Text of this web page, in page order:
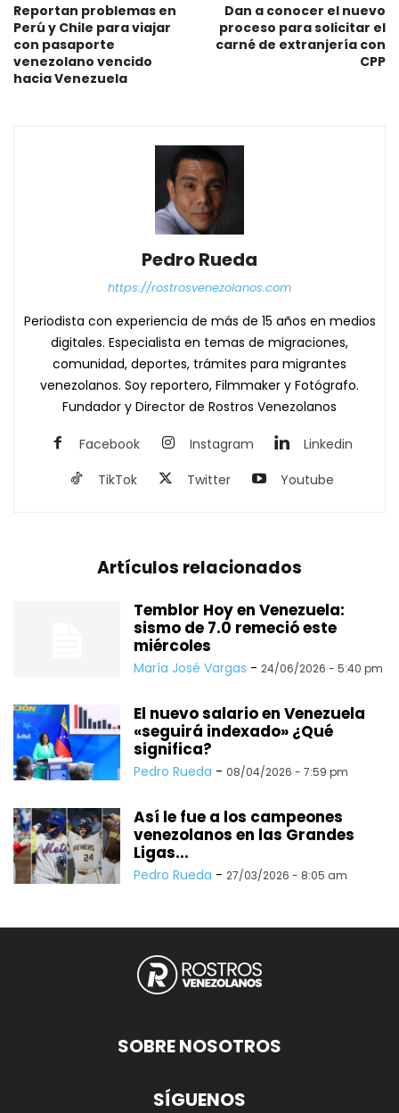
Reportan problemas en
Perú y Chile para viajar
con pasaporte
venezolano vencido
hacia Venezuela
Dan a conocer el nuevo
proceso para solicitar el
carné de extranjería con
CPP
Pedro Rueda
https://rostrosvenezolanos.com
Periodista con experiencia de más de 15 años en medios
digitales. Especialista en temas de migraciones,
comunidad, deportes, trámites para migrantes
venezolanos. Soy reportero, Filmmaker y Fotógrafo.
Fundador y Director de Rostros Venezolanos
Facebook Instagram
Linkedin
TikTok
Twitter Youtube
Artículos relacionados
Temblor Hoy en Venezuela:
sismo de 7.0 remeció este
miércoles
María José Vargas - 24/06/2026 - 5:40 pm
El nuevo salario en Venezuela
«seguirá indexado» ¿Qué
significa?
Pedro Rueda - 08/04/2026 - 7:59 pm
Así le fue a los campeones
venezolanos en las Grandes
Ligas...
Pedro Rueda - 27/03/2026 - 8:05 am
SOBRE NOSOTROS
SÍGUENOS